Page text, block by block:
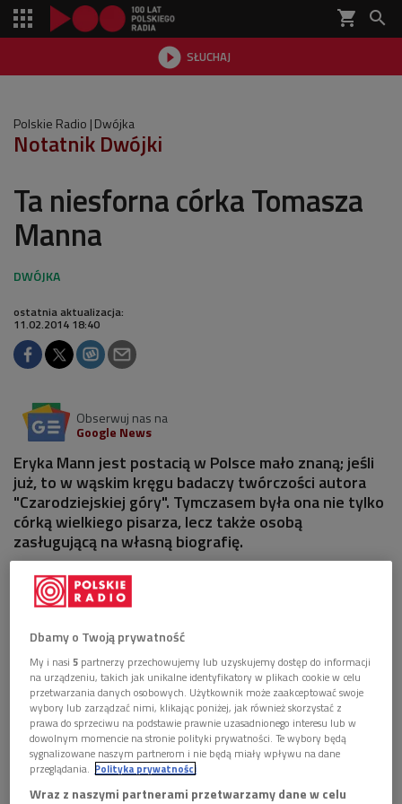
shopping_cart 
 SŁUCHAJ

Polskie Radio Dwójka
Notatnik Dwójki
Ta niesforna córka Tomasza
Manna
ostatnia aktualizacja:
11.02.2014 18:40
Obserwuj nas na
Google News
Eryka Mann jest postacią w Polsce mało znaną; jeśli
już, to w wąskim kręgu badaczy twórczości autora
"Czarodziejskiej góry". Tymczasem była ona nie tylko
córką wielkiego pisarza, lecz także osobą
zasługującą na własną biografię.
Dbamy o Twoją prywatność
My i nasi5 partnerzy przechowujemy lub uzyskujemy dostęp do informacji
na urządzeniu, takich jak unikalne identyfikatory w plikach cookie w celu
przetwarzania danych osobowych. Użytkownik może zaakceptować swoje
wybory lub zarządzać nimi, klikając poniżej, jak również skorzystać z
prawa do sprzeciwu na podstawie prawnie uzasadnionego interesu lub w
dowolnym momencie na stronie polityki prywatności. Te wybory będą
sygnalizowane naszym partnerom i nie będą miały wpływu na dane
przeglądania. Polityka prywatności
Wraz z naszymi partnerami przetwarzamy dane w celu